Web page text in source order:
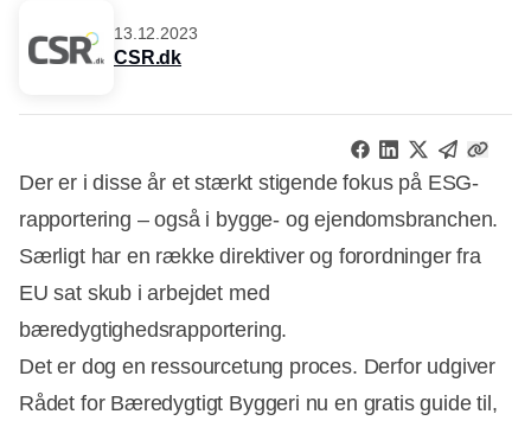
13.12.2023
CSR.dk
Der er i disse år et stærkt stigende fokus på ESG-
rapportering – også i bygge- og ejendomsbranchen.
Særligt har en række direktiver og forordninger fra
EU sat skub i arbejdet med
bæredygtighedsrapportering.
Det er dog en ressourcetung proces. Derfor udgiver
Rådet for Bæredygtigt Byggeri nu en gratis guide til,